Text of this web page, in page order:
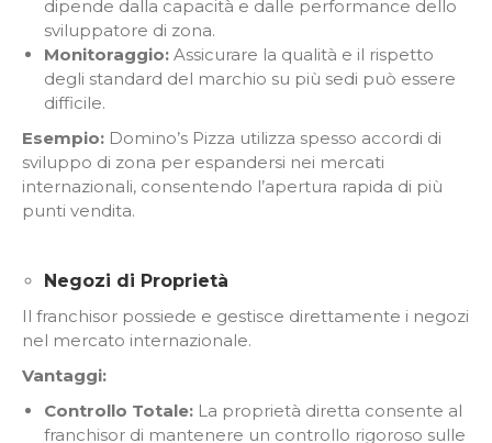
dipende dalla capacità e dalle performance dello
sviluppatore di zona.
Monitoraggio: Assicurare la qualità e il rispetto
degli standard del marchio su più sedi può essere
difficile.
Esempio: Domino’s Pizza utilizza spesso accordi di
sviluppo di zona per espandersi nei mercati
internazionali, consentendo l’apertura rapida di più
punti vendita.
Negozi di Proprietà
Il franchisor possiede e gestisce direttamente i negozi
nel mercato internazionale.
Vantaggi:
Controllo Totale: La proprietà diretta consente al
franchisor di mantenere un controllo rigoroso sulle